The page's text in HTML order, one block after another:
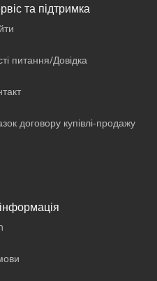
та підтримка
питання/Довідка
договору купівлі-продажу